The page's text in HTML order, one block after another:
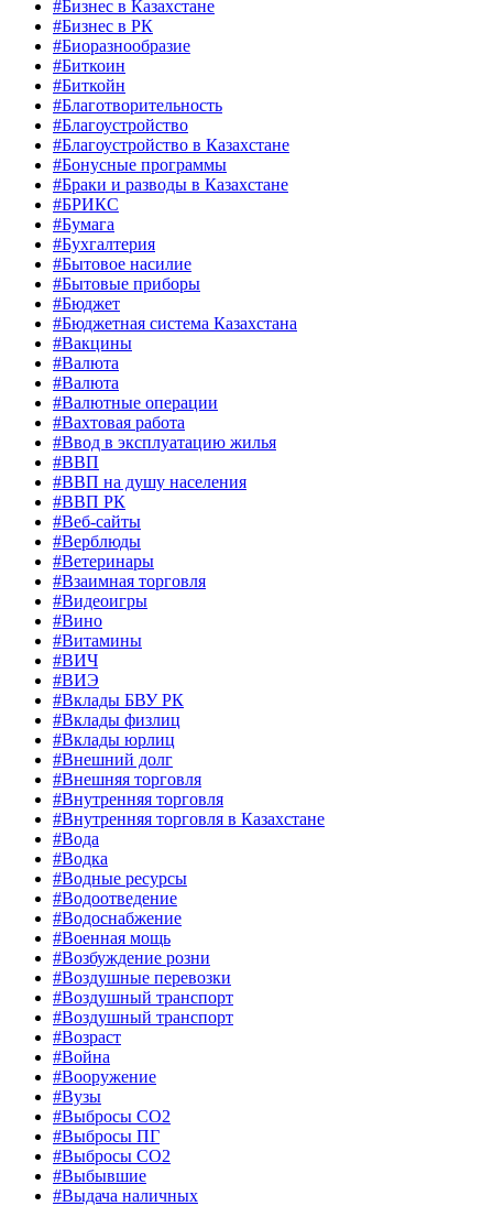
#Бизнес в Казахстане
#Бизнес в РК
#Биоразнообразие
#Биткоин
#Биткойн
#Благотворительность
#Благоустройство
#Благоустройство в Казахстане
#Бонусные программы
#Браки и разводы в Казахстане
#БРИКС
#Бумага
#Бухгалтерия
#Бытовое насилие
#Бытовые приборы
#Бюджет
#Бюджетная система Казахстана
#Вакцины
#Валюта
#Валюта
#Валютные операции
#Вахтовая работа
#Ввод в эксплуатацию жилья
#ВВП
#ВВП на душу населения
#ВВП РК
#Веб-сайты
#Верблюды
#Ветеринары
#Взаимная торговля
#Видеоигры
#Вино
#Витамины
#ВИЧ
#ВИЭ
#Вклады БВУ РК
#Вклады физлиц
#Вклады юрлиц
#Внешний долг
#Внешняя торговля
#Внутренняя торговля
#Внутренняя торговля в Казахстане
#Вода
#Водка
#Водные ресурсы
#Водоотведение
#Водоснабжение
#Военная мощь
#Возбуждение розни
#Воздушные перевозки
#Воздушный транспорт
#Воздушный транспорт
#Возраст
#Война
#Вооружение
#Вузы
#Выбросы CO2
#Выбросы ПГ
#Выбросы СО2
#Выбывшие
#Выдача наличных